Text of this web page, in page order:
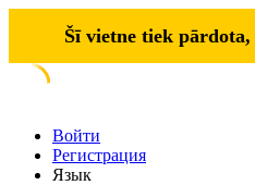
Šī vietne tiek pārdota,
Войти
Регистрация
Язык